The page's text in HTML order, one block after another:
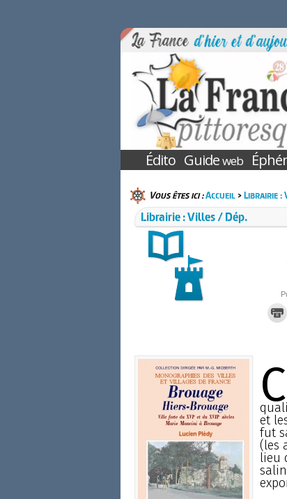
Édito Guideweb
Vous êtes ici :Accueil>Librairie :
Librairie : Villes / Dép.
C
et
fut
(les
lieu